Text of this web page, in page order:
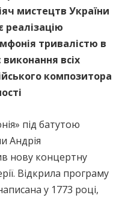
мистецтв України
тривалістю в
всіх
композитора
під батутою
Андрія
нову концертну
Відкрила програму
у 1773 році,